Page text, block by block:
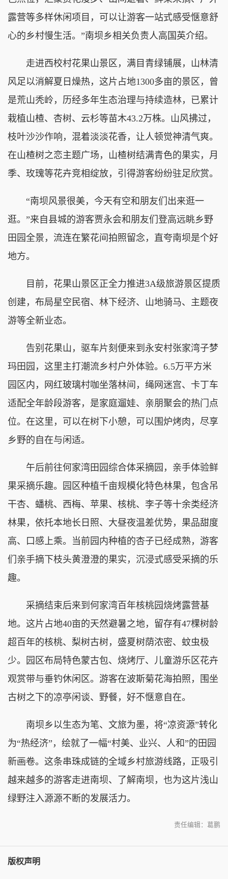
露营等多样休闲项目，可以让游客一站式感受惬意舒
心的乡村慢生活。”南坝乡相关负责人高国英介绍。
走进西校村花果山景区，满目青绿铺展，山林清
风足以消解夏日燥热，这片占地1300多亩的景区，曾
是荒山秃岭，历经多年生态治理与持续造林，已累计
栽植山楂、杏树、云杉等苗木43.2万株。山风拂过，
枝叶沙沙作响，混着淡淡花香，让人顿觉神清气爽。
在山楂树之恋主题广场，山楂树结满青色的果实，月
季、玫瑰等花卉竞相绽放，引得游客纷纷驻足欣赏。
“南坝风景很美，今天有空和朋友们出来逛一
逛。”来自县城的游客贾永会和朋友们登高远眺乡野
田园全景，流连在繁花间拍照留念，直夸南坝是个好
地方。
目前，花果山景区正全力推进3A级旅游景区提质
创建，布局星空民宿、林下经济、山地骑马、主题夜
游等全新业态。
告别花果山，驱车片刻便来到永安村张家湾子梦
玛田园，这里主打潮流乡村户外体验。6.5万平方米
园区内，网红玻璃村咖坐落林间，绳网迷宫、卡丁车
适配全年龄段游客，是家庭遛娃、亲朋聚会的热门点
位。在这里，可以在树下小憩，可以围炉烤肉，尽享
乡野的自在与闲适。
午后前往何家湾田园综合体采摘园，亲手体验鲜
果采摘乐趣。园区种植千亩规模化特色林果，包含吊
干杏、蟠桃、西梅、苹果、核桃、李子等十余类经济
林果，依托本地长日照、大昼夜温差优势，果品甜度
高、口感上乘。当前园内种植的杏子已经成熟，游客
们亲手摘下枝头黄澄澄的果实，沉浸式感受采摘的乐
趣。
采摘结束后来到何家湾百年核桃园烧烤露营基
地。这片占地40亩的天然避暑之地，留存有47棵树龄
超百年的核桃、梨树古树，盛夏树荫浓密、蚊虫极
少。园区布局特色蒙古包、烧烤厅、儿童游乐区花卉
观赏带与垂钓休闲区。游客在波斯菊花海拍照，围坐
古树之下的凉亭闲谈、野餐，好不惬意自在。
南坝乡以生态为笔、文旅为墨，将“凉资源”转化
为“热经济”，绘就了一幅“村美、业兴、人和”的田园
新画卷。这条串珠成链的全域乡村旅游线路，正吸引
越来越多的游客走进南坝、了解南坝，也为这片浅山
绿野注入源源不断的发展活力。
责任编辑：葛鹏
版权声明